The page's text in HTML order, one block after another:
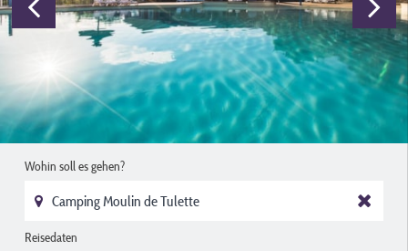
Wohin soll es gehen?
Reisedaten